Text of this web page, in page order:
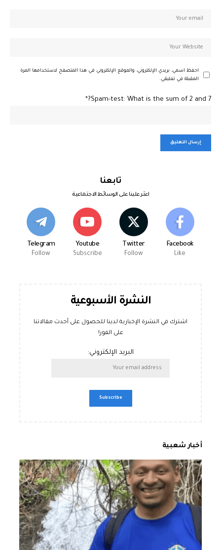
احفظ اسمي، بريدي الإلكتروني، والموقع الإلكتروني في هذا المتصفح لاستخدامها المرة
المقبلة في تعليقي.
Spam-test: What is the sum of 2 and 7?*
تابعنا
اعثر علينا على الوسائط الاجتماعية
Facebook
Like
Twitter
Follow
Youtube
Subscribe
Telegram
Follow
النشرة الأسبوعية
اشترك في النشرة الإخبارية لدينا للحصول على أحدث مقالاتنا
على الفور!
البريد الإلكتروني:
أخبار شعبية